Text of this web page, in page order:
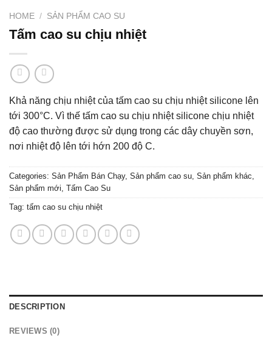
HOME / SẢN PHẨM CAO SU
Tấm cao su chịu nhiệt
Khả năng chịu nhiệt của tấm cao su chịu nhiệt silicone lên
tới 300°C. Vì thế tấm cao su chịu nhiệt silicone chịu nhiệt
độ cao thường được sử dụng trong các dây chuyền sơn,
nơi nhiệt độ lên tới hớn 200 độ C.
Categories: Sản Phẩm Bán Chạy, Sản phẩm cao su, Sản phẩm khác,
Sản phẩm mới, Tấm Cao Su
Tag: tấm cao su chịu nhiệt
DESCRIPTION
REVIEWS (0)